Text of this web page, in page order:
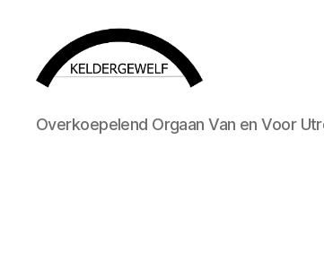
KELDERGEWELF
Overkoepelend Orgaan Van en Voor